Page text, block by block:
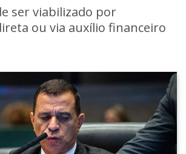
ser viabilizado por
ou via auxílio financeiro